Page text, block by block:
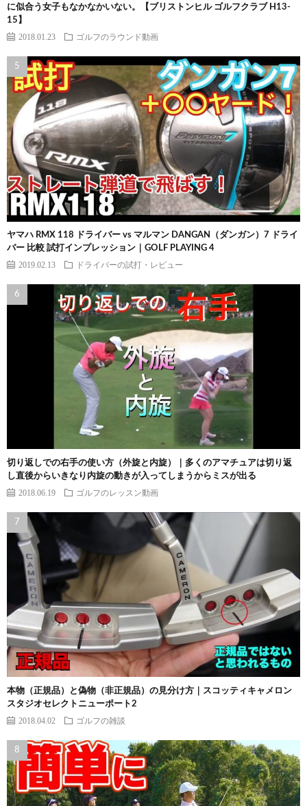
に似合う女子もなかなかいない。【ブリストンヒル ゴルフクラブ H13-
15】
2018.01.23 ゴルフのラウンド動画
ヤマハ RMX 118 ドライバー vs マルマン DANGAN（ダンガン）7 ドライ
バー 比較 試打インプレッション｜GOLF PLAYING 4
2019.02.13 ドライバーの試打・レビュー
切り返しでの右手の使い方（外旋と内旋）｜多くのアマチュアは切り返
し直後からいきなり内旋の動きが入ってしまうからミスが出る
2018.06.19 ゴルフのレッスン動画
本物（正規品）と偽物（非正規品）の見分け方｜スコッティキャメロン
スタジオセレクトニューポート2
2018.04.02 ゴルフの雑談